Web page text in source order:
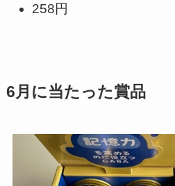
258円
6月に当たった賞品